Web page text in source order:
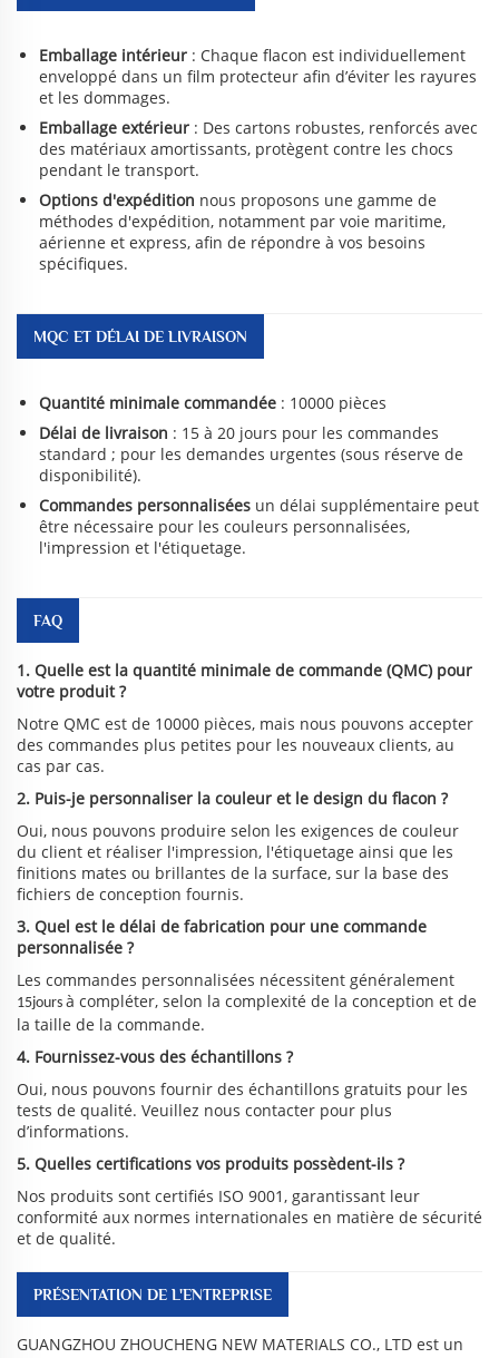
Emballage intérieur : Chaque flacon est individuellement
enveloppé dans un film protecteur afin d’éviter les rayures
et les dommages.
Emballage extérieur : Des cartons robustes, renforcés avec
des matériaux amortissants, protègent contre les chocs
pendant le transport.
Options d'expédition nous proposons une gamme de
méthodes d'expédition, notamment par voie maritime,
aérienne et express, afin de répondre à vos besoins
spécifiques.
MQC ET DÉLAI DE LIVRAISON
Quantité minimale commandée : 10000 pièces
Délai de livraison : 15 à 20 jours pour les commandes
standard ; pour les demandes urgentes (sous réserve de
disponibilité).
Commandes personnalisées un délai supplémentaire peut
être nécessaire pour les couleurs personnalisées,
l'impression et l'étiquetage.
FAQ
1. Quelle est la quantité minimale de commande (QMC) pour
votre produit ?
Notre QMC est de 10000 pièces, mais nous pouvons accepter
des commandes plus petites pour les nouveaux clients, au
cas par cas.
2. Puis-je personnaliser la couleur et le design du flacon ?
Oui, nous pouvons produire selon les exigences de couleur
du client et réaliser l'impression, l'étiquetage ainsi que les
finitions mates ou brillantes de la surface, sur la base des
fichiers de conception fournis.
3. Quel est le délai de fabrication pour une commande
personnalisée ?
Les commandes personnalisées nécessitent généralement
15jours à compléter, selon la complexité de la conception et de
la taille de la commande.
4. Fournissez-vous des échantillons ?
Oui, nous pouvons fournir des échantillons gratuits pour les
tests de qualité. Veuillez nous contacter pour plus
d’informations.
5. Quelles certifications vos produits possèdent-ils ?
Nos produits sont certifiés ISO 9001, garantissant leur
conformité aux normes internationales en matière de sécurité
et de qualité.
PRÉSENTATION DE L'ENTREPRISE
GUANGZHOU ZHOUCHENG NEW MATERIALS CO., LTD est un